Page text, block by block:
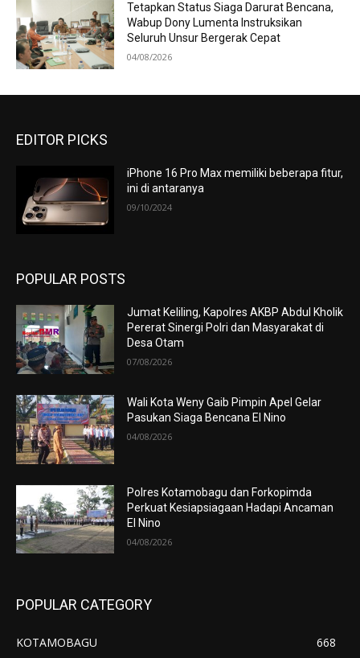
Tetapkan Status Siaga Darurat Bencana,
Wabup Dony Lumenta Instruksikan
Seluruh Unsur Bergerak Cepat
04/08/2026
EDITOR PICKS
iPhone 16 Pro Max memiliki beberapa fitur,
ini di antaranya
09/10/2024
POPULAR POSTS
Jumat Keliling, Kapolres AKBP Abdul Kholik
Pererat Sinergi Polri dan Masyarakat di
Desa Otam
07/08/2026
Wali Kota Weny Gaib Pimpin Apel Gelar
Pasukan Siaga Bencana El Nino
04/08/2026
Polres Kotamobagu dan Forkopimda
Perkuat Kesiapsiagaan Hadapi Ancaman
El Nino
04/08/2026
POPULAR CATEGORY
KOTAMOBAGU
668